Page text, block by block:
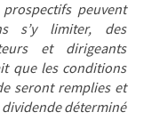
peuvent
s’y limiter, des
et dirigeants
que les conditions
seront remplies et
dividende déterminé